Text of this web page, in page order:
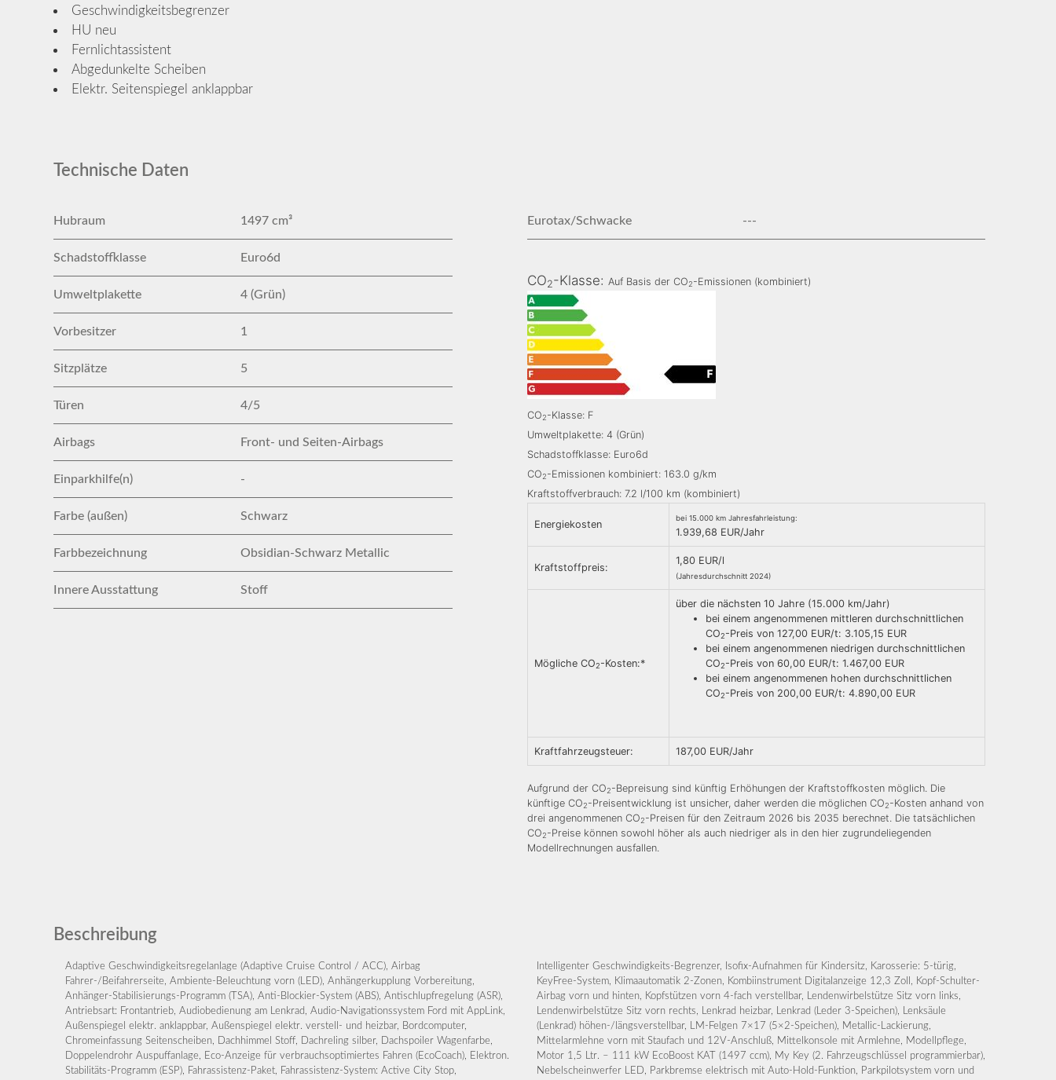
Geschwindigkeitsbegrenzer
HU neu
Fernlichtassistent
Abgedunkelte Scheiben
Elektr. Seitenspiegel anklappbar
Technische Daten
Hubraum 1497 cm³
Schadstoffklasse Euro6d
Umweltplakette 4 (Grün)
Vorbesitzer 1
Sitzplätze 5
Türen 4/5
Airbags Front- und Seiten-Airbags
Einparkhilfe(n) -
Farbe (außen) Schwarz
Farbbezeichnung Obsidian-Schwarz Metallic
Innere Ausstattung Stoff
Eurotax/Schwacke ---
CO2-Klasse: Auf Basis der CO2-Emissionen (kombiniert)
CO2-Klasse: F
Umweltplakette: 4 (Grün)
Schadstoffklasse: Euro6d
CO2-Emissionen kombiniert: 163.0 g/km
Kraftstoffverbrauch: 7.2 l/100 km (kombiniert)
Energiekosten
bei 15.000 km Jahresfahrleistung:
1.939,68 EUR/Jahr
Kraftstoffpreis:
1,80 EUR/l
(Jahresdurchschnitt 2024)
Mögliche CO2-Kosten:*
über die nächsten 10 Jahre (15.000 km/Jahr)
bei einem angenommenen mittleren durchschnittlichen
CO2-Preis von 127,00 EUR/t: 3.105,15 EUR
bei einem angenommenen niedrigen durchschnittlichen
CO2-Preis von 60,00 EUR/t: 1.467,00 EUR
bei einem angenommenen hohen durchschnittlichen
CO2-Preis von 200,00 EUR/t: 4.890,00 EUR
Kraftfahrzeugsteuer: 187,00 EUR/Jahr
Aufgrund der CO2-Bepreisung sind künftig Erhöhungen der Kraftstoffkosten möglich. Die
künftige CO2-Preisentwicklung ist unsicher, daher werden die möglichen CO2-Kosten anhand von
drei angenommenen CO2-Preisen für den Zeitraum 2026 bis 2035 berechnet. Die tatsächlichen
CO2-Preise können sowohl höher als auch niedriger als in den hier zugrundeliegenden
Modellrechnungen ausfallen.
Beschreibung
Adaptive Geschwindigkeitsregelanlage (Adaptive Cruise Control / ACC), Airbag
Fahrer-/Beifahrerseite, Ambiente-Beleuchtung vorn (LED), Anhängerkupplung Vorbereitung,
Anhänger-Stabilisierungs-Programm (TSA), Anti-Blockier-System (ABS), Antischlupfregelung (ASR),
Antriebsart: Frontantrieb, Audiobedienung am Lenkrad, Audio-Navigationssystem Ford mit AppLink,
Außenspiegel elektr. anklappbar, Außenspiegel elektr. verstell- und heizbar, Bordcomputer,
Chromeinfassung Seitenscheiben, Dachhimmel Stoff, Dachreling silber, Dachspoiler Wagenfarbe,
Doppelendrohr Auspuffanlage, Eco-Anzeige für verbrauchsoptimiertes Fahren (EcoCoach), Elektron.
Stabilitäts-Programm (ESP), Fahrassistenz-Paket, Fahrassistenz-System: Active City Stop,
Intelligenter Geschwindigkeits-Begrenzer, Isofix-Aufnahmen für Kindersitz, Karosserie: 5-türig,
KeyFree-System, Klimaautomatik 2-Zonen, Kombiinstrument Digitalanzeige 12,3 Zoll, Kopf-Schulter-
Airbag vorn und hinten, Kopfstützen vorn 4-fach verstellbar, Lendenwirbelstütze Sitz vorn links,
Lendenwirbelstütze Sitz vorn rechts, Lenkrad heizbar, Lenkrad (Leder 3-Speichen), Lenksäule
(Lenkrad) höhen-/längsverstellbar, LM-Felgen 7×17 (5×2-Speichen), Metallic-Lackierung,
Mittelarmlehne vorn mit Staufach und 12V-Anschluß, Mittelkonsole mit Armlehne, Modellpflege,
Motor 1,5 Ltr. – 111 kW EcoBoost KAT (1497 ccm), My Key (2. Fahrzeugschlüssel programmierbar),
Nebelscheinwerfer LED, Parkbremse elektrisch mit Auto-Hold-Funktion, Parkpilotsystem vorn und